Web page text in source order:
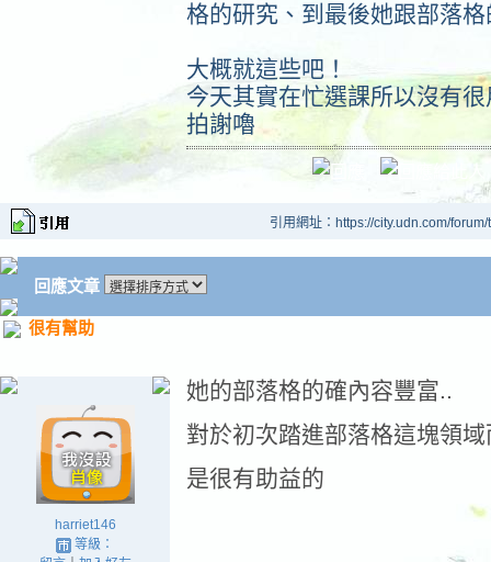
格的研究、到最後她跟部落
大概就這些吧！
今天其實在忙選課所以沒有
拍謝嚕
引用網址：https://city.udn.com/
回應文章
很有幫助
harriet146
等級：
她的部落格的確內容豐富..
對於初次踏進部落格這塊領域
是很有助益的